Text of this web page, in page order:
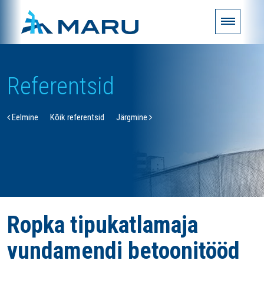
Referentsid
Eelmine Kõik referentsid Järgmine
Ropka tipukatlamaja
vundamendi betoonitööd